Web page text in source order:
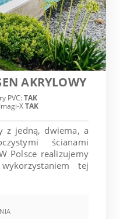
AKRYLOWY
PVC:TAK
XTAK
z jedną, dwiema, a
ścianami
Polsce realizujemy
tej